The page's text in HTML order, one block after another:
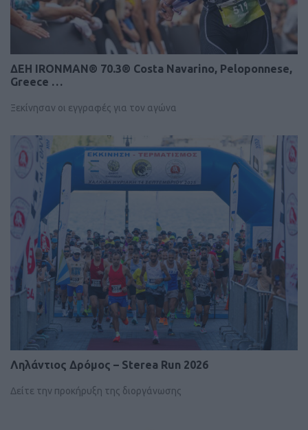
ΔΕΗ IRONMAN® 70.3® Costa Navarino, Peloponnese,
Greece …
Ξεκίνησαν οι εγγραφές για τον αγώνα
Ληλάντιος Δρόμος – Sterea Run 2026
Δείτε την προκήρυξη της διοργάνωσης